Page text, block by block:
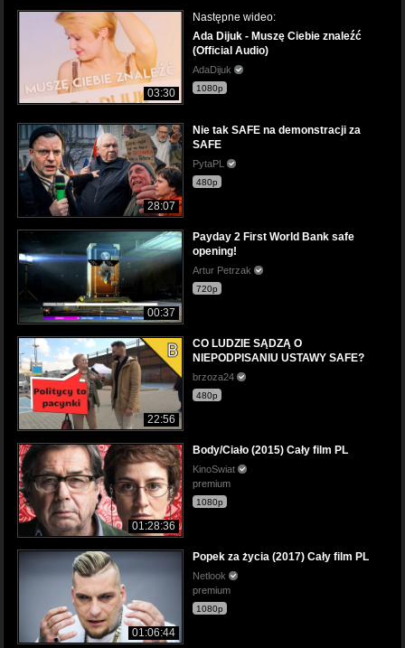
03:30
Następne wideo:
Ada Dijuk - Muszę Ciebie znaleźć
(Official Audio)
AdaDijuk
1080p
28:07
Nie tak SAFE na demonstracji za
SAFE
PytaPL
480p
00:37
Payday 2 First World Bank safe
opening!
Artur Petrzak
720p
22:56
CO LUDZIE SĄDZĄ O
NIEPODPISANIU USTAWY SAFE?
brzoza24
480p
01:28:36
Body/Ciało (2015) Cały film PL
KinoSwiat
premium
1080p
01:06:44
Popek za życia (2017) Cały film PL
Netlook
premium
1080p